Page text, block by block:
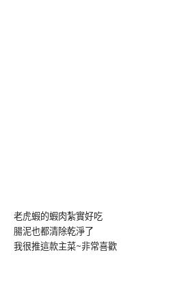
老虎蝦的蝦肉紮實好吃
腸泥也都清除乾淨了
我很推這款主菜~非常喜歡